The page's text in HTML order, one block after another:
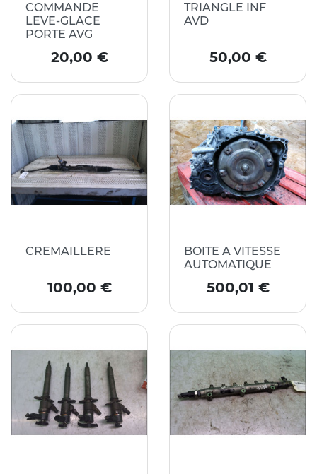
COMMANDE
LEVE-GLACE
PORTE AVG
Prix
20,00 €
TRIANGLE INF
AVD
Prix
50,00 €
CREMAILLERE
Prix
100,00 €
BOITE A VITESSE
AUTOMATIQUE
Prix
500,01 €